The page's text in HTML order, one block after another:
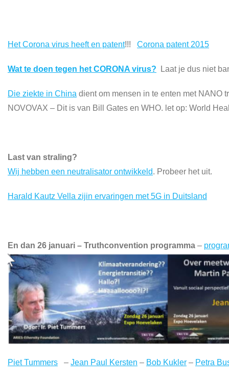
Het Corona virus heeft en patent!!! Corona patent 2015
Wat te doen tegen het CORONA virus? Laat je dus niet
Die ziekte in China dient om mensen in te enten met NANO
NOVOVAX – Dit is van Bill Gates en WHO. let op: World
Last van straling?
Wij hebben een neutralisator ontwikkeld. Probeer het uit.
Harald Kautz Vella zijin ervaringen met 5G in Duitsland
En dan 26 januari – Truthconvention programma –
Piet Tummers – Jean Paul Kersten – Bob Kukler – Petra